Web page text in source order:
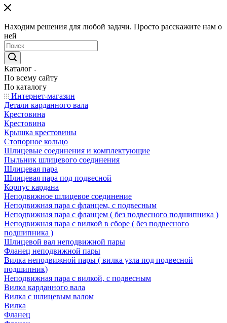
Находим решения для любой задачи. Просто расскажите нам о
ней
Каталог
По всему сайту
По каталогу
Интернет-магазин
Детали карданного вала
Крестовина
Крестовина
Крышка крестовины
Стопорное кольцо
Шлицевые соединения и комплектующие
Пыльник шлицевого соединения
Шлицевая пара
Шлицевая пара под подвесной
Корпус кардана
Неподвижное шлицевое соединение
Неподвижная пара с фланцем, с подвесным
Неподвижная пара с фланцем ( без подвесного подшипника )
Неподвижная пара с вилкой в сборе ( без подвесного
подшипника )
Шлицевой вал неподвижной пары
Фланец неподвижной пары
Вилка неподвижной пары ( вилка узла под подвесной
подшипник)
Неподвижная пара с вилкой, с подвесным
Вилка карданного вала
Вилка с шлицевым валом
Вилка
Фланец